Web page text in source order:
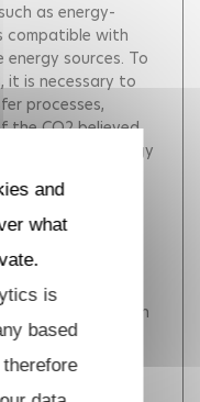
as energy-
compatible with
sources. To
it is necessary to
processes,
the CO2 believed
or the energy
CO2 from the
back reaction)
the
lasers,
many
for the description
understood. The
to perform
controlled
and
what
is
based